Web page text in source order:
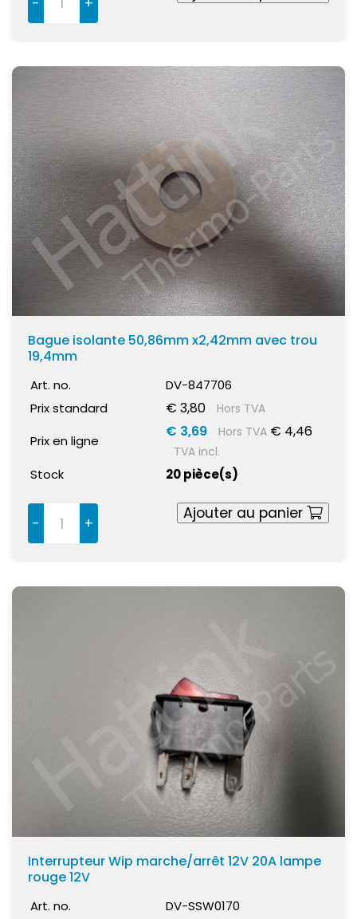
Bague isolante 50,86mm x2,42mm avec trou
19,4mm
Art. no.
DV-847706
Prix standard
€ 3,80 Hors TVA
Prix en ligne
€ 3,69 Hors TVA € 4,46
TVA incl.
Stock 20 pièce(s)
- +
Ajouter au panier
Interrupteur Wip marche/arrêt 12V 20A lampe
rouge 12V
Art. no.
DV-SSW0170